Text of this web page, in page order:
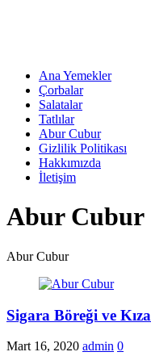
Ana Yemekler
Çorbalar
Salatalar
Tatlılar
Abur Cubur
Gizlilik Politikası
Hakkımızda
İletişim
Abur Cubur
Abur Cubur
Sigara Böreği ve
Mart 16, 2020 admin 0